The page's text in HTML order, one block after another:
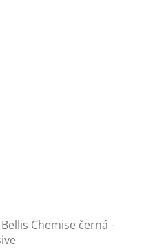
Chemise černá -